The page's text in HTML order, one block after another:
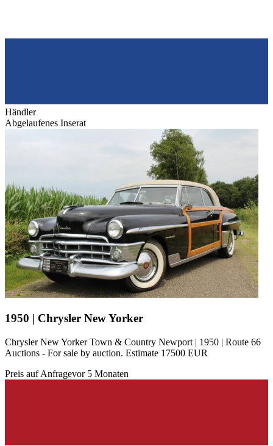
Händler
Abgelaufenes Inserat
1950 | Chrysler New Yorker
Chrysler New Yorker Town & Country Newport | 1950 | Route 66
Auctions - For sale by auction. Estimate 17500 EUR
Preis auf Anfragevor 5 Monaten